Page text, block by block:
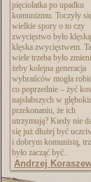
pięciolatka po upadku
komunizmu. Toczyły
wielkie spory o to czy
zwycięstwo było
klęska zwycięstwem.
wiele trzeba było
żeby kolejna generacja
wybrańców mogła
co poprzednie – żyć
najsłabszych w
przekonaniu, że ich
utrzymują? Kiedy nie
się już dłużej być
i dobrym komunistą,
było zacząć być..
Andrzej